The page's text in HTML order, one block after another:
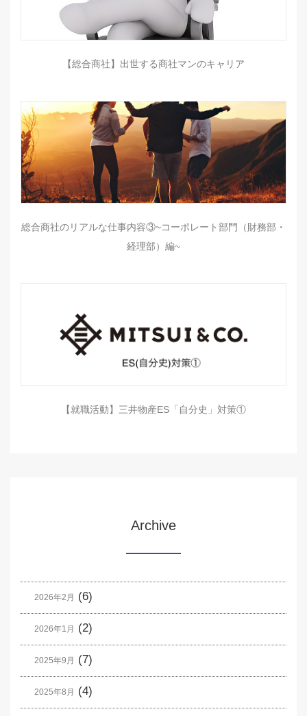
【総合商社】出世する商社マンのキャリア
総合商社のリアルな仕事内容③~コーポレート部門（財務部・
経理部）編~
【就職活動】三井物産ES「自分史」対策①
Archive
2026年2月 (6)
2026年1月 (2)
2025年9月 (7)
2025年8月 (4)